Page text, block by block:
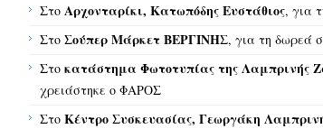
Στο Αρχονταρίκι, Κατωπόδης Ευστάθιος, για
Στο Σούπερ Μάρκετ ΒΕΡΓΙΝΗΣ, για τη δωρεά
Στο κατάστημα Φωτοτυπίας της Λαμπρινής
χρειάστηκε ο ΦΑΡΟΣ
Στο Κέντρο Συσκευασίας, Γεωργάκη